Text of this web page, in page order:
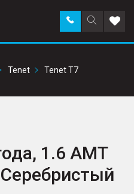
Поиск
по
Заказать
звонок в
Tenet Tenet T7
1.6 AMT